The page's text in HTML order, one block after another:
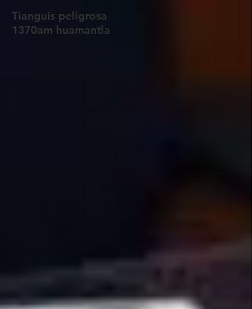
Tianguis peligrosa
1370am huamantla